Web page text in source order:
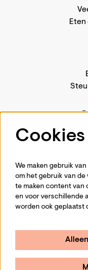
Eten
Cookies
We maken gebruik
om het gebruik van
te maken content van
en voor verschillende
worden ook geplaatst